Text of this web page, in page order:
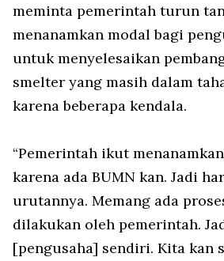
meminta pemerintah turun
menanamkan modal bagi
untuk menyelesaikan
smelter yang masih dalam
karena beberapa kendala.
“Pemerintah ikut
karena ada BUMN kan. Jadi
urutannya. Memang ada
dilakukan oleh pemerintah.
[pengusaha] sendiri. Kita kan